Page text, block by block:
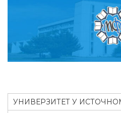
УНИВЕРЗИТЕТ У